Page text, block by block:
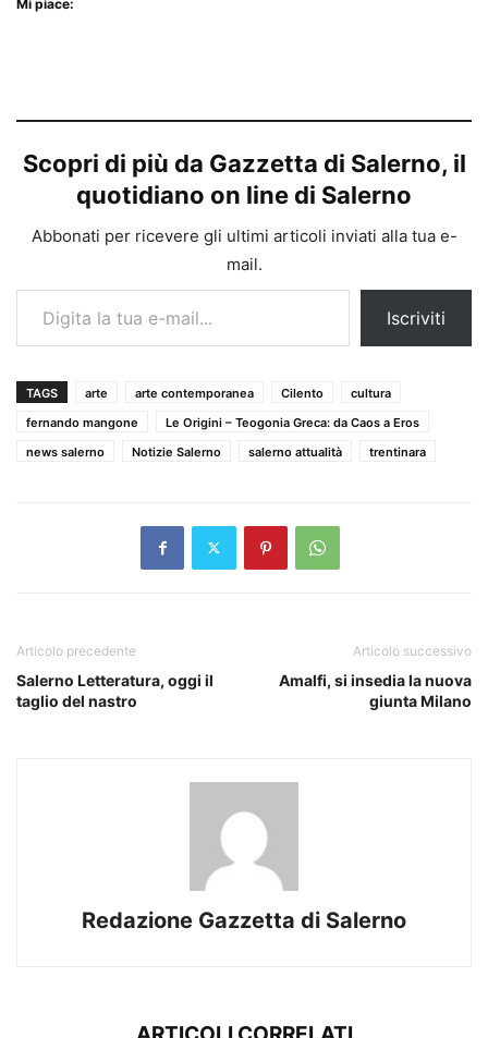
Mi piace:
Scopri di più da Gazzetta di Salerno, il
quotidiano on line di Salerno
Abbonati per ricevere gli ultimi articoli inviati alla tua e-
mail.
Digita la tua e-mail...
Iscriviti
TAGS arte arte contemporanea Cilento
cultura
fernando mangone
Le Origini – Teogonia Greca: da Caos a Eros
news salerno
Notizie Salerno salerno attualità trentinara
Articolo precedente
Salerno Letteratura, oggi il
taglio del nastro
Articolo successivo
Amalfi, si insedia la nuova
giunta Milano
Redazione Gazzetta di Salerno